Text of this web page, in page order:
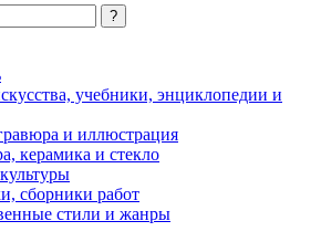
?
учебники, энциклопедии и
и иллюстрация
керамика и стекло
сборники работ
стили и жанры